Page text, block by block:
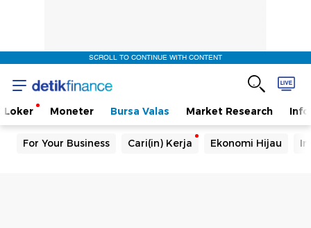
SCROLL TO CONTINUE WITH CONTENT
Loker Moneter Bursa Valas Market Research
For Your Business Cari(in) Kerja Ekonomi Hijau